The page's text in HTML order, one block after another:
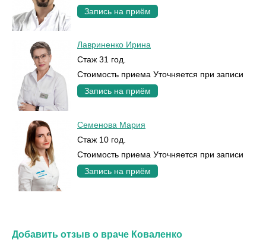
Запись на приём
Лавриненко Ирина
Стаж 31 год.
Стоимость приема Уточняется при записи
Запись на приём
Семенова Мария
Стаж 10 год.
Стоимость приема Уточняется при записи
Запись на приём
Добавить отзыв о враче Коваленко